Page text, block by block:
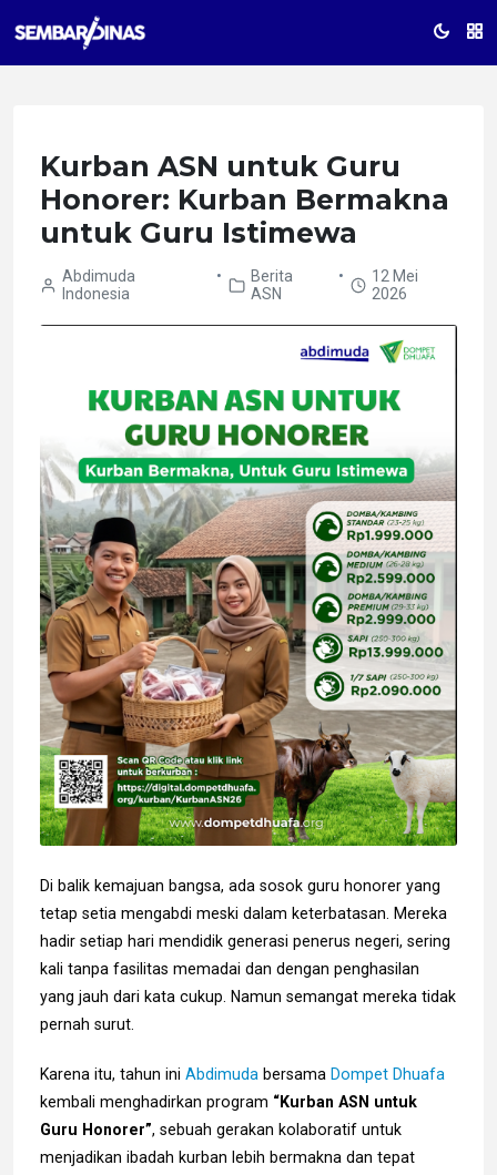
Kurban ASN untuk Guru
Honorer: Kurban Bermakna
untuk Guru Istimewa
Abdimuda
Indonesia
•
Berita
ASN
•
12 Mei
2026
Di balik kemajuan bangsa, ada sosok guru honorer yang
tetap setia mengabdi meski dalam keterbatasan. Mereka
hadir setiap hari mendidik generasi penerus negeri, sering
kali tanpa fasilitas memadai dan dengan penghasilan
yang jauh dari kata cukup. Namun semangat mereka tidak
pernah surut.
Karena itu, tahun ini Abdimuda bersama Dompet Dhuafa
kembali menghadirkan program “Kurban ASN untuk
Guru Honorer”, sebuah gerakan kolaboratif untuk
menjadikan ibadah kurban lebih bermakna dan tepat